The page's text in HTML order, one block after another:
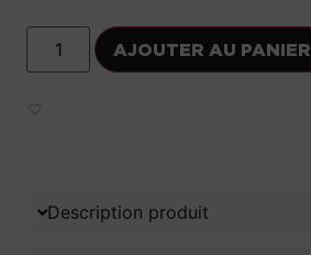
AJOUTER AU PANIER
Description produit